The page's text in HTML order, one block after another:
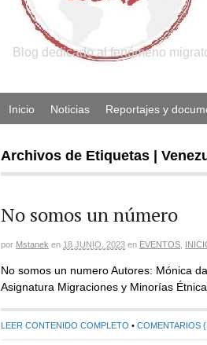
Blog dedicado al fenómeno
Inicio Noticias Reportajes y
Archivos de Etiquetas |
No somos un número
por Mstanek en 18 JUNIO, 2023 en EVENTOS
No somos un numero Autores: Mónica
Asignatura Migraciones y Minorías
LEER CONTENIDO COMPLETO • COMENTARIOS